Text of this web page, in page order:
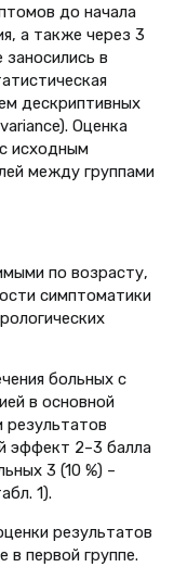
до начала
а также через 3
в
дескриптивных
Оценка
исходным
между группами
по возрасту,
симптоматики
больных с
в основной
результатов
эффект 2–3 балла
3 (10 %) –
1).
результатов
в первой группе.